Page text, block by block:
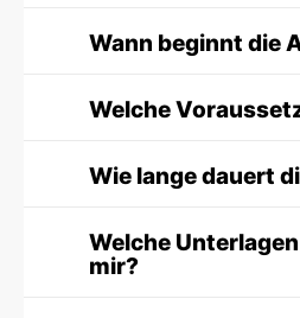
Wann beginnt die
Welche
Wie lange dauert
Welche
mir?